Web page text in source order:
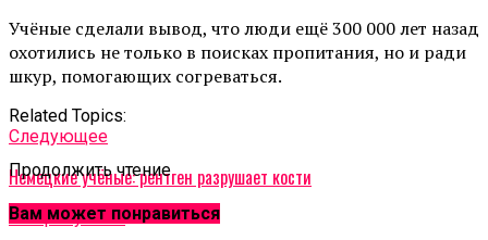
Учёные сделали вывод, что люди ещё 300 000 лет назад
охотились не только в поисках пропитания, но и ради
шкур, помогающих согреваться.
Related Topics:
Cледующее
Немецкие учёные: рентген разрушает кости
Не пропустите
Продолжить чтение
Вам может понравиться